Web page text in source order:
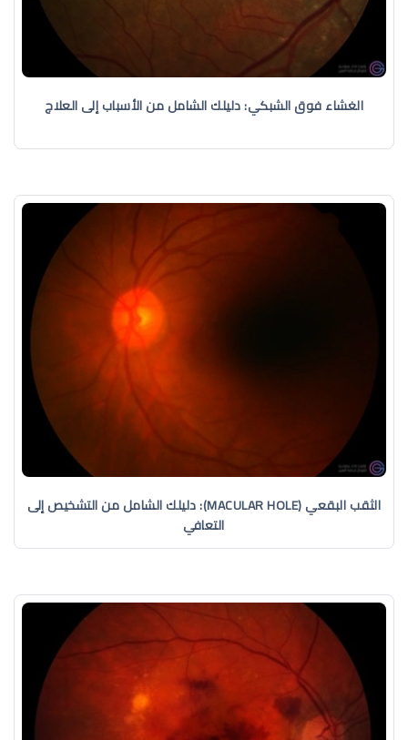
الغشاء فوق الشبكي: دليلك الشامل من الأسباب إلى العلاج
الثقب البقعي (MACULAR HOLE): دليلك الشامل من التشخيص إلى
التعافي